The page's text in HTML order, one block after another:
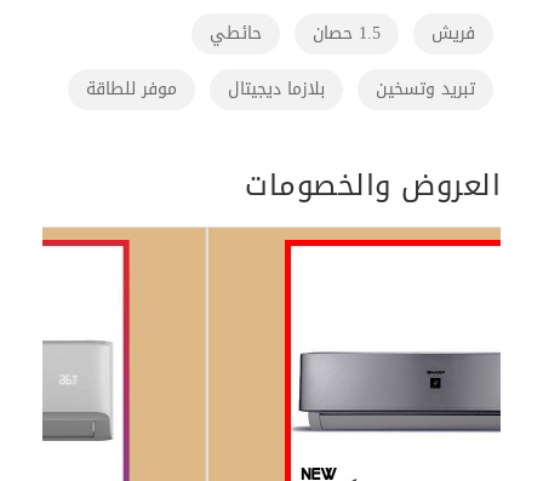
فريش 1.5 حصان
حائطي
تبريد وتسخين
بلازما ديجيتال موفر للطاقة
العروض والخصومات